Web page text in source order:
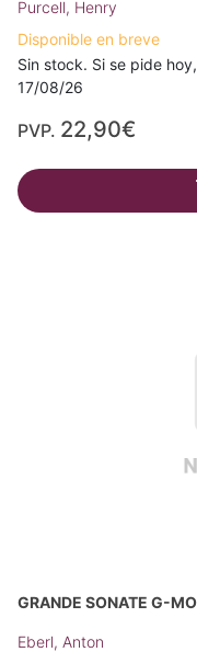
Purcell, Henry
Disponible en breve
Sin stock. Si se pide
17/08/26
PVP. 22,90€
GRANDE SONATE G-
Eberl, Anton